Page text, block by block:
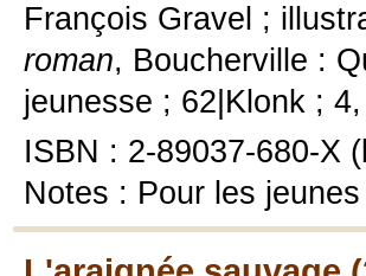
François Gravel ;
roman, Boucherville :
jeunesse ; 62|Klonk ;
ISBN : 2-89037-680-X
Notes : Pour les